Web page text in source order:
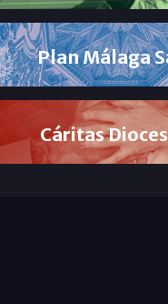
Plan Málaga
Cáritas